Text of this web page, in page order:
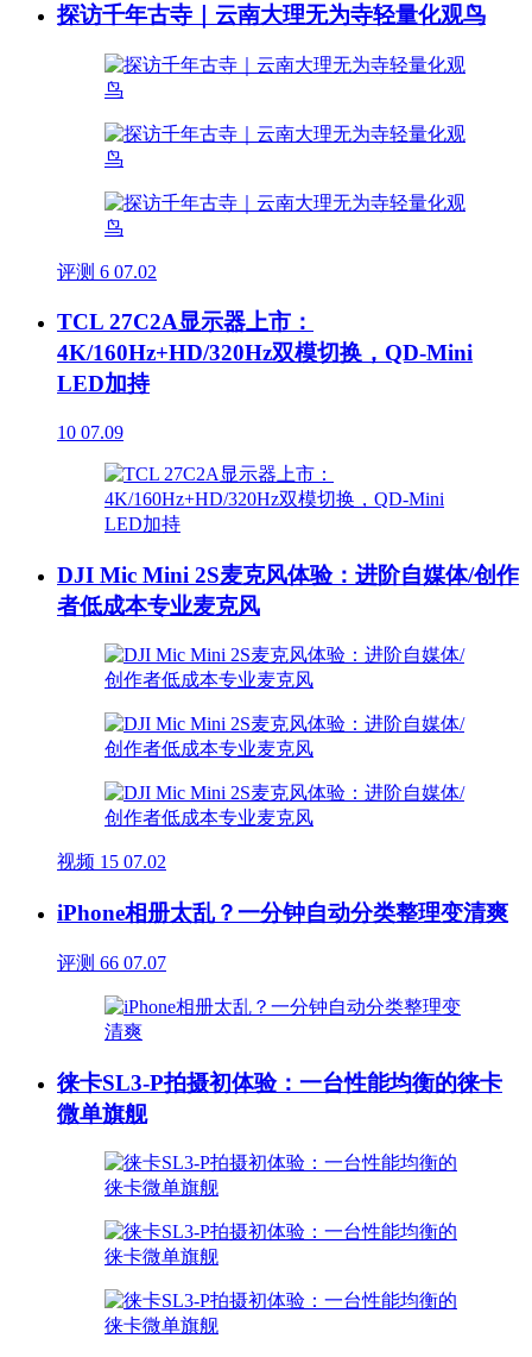
探访千年古寺｜云南大理无为寺轻量化观鸟
评测 6 07.02
TCL 27C2A显示器上市：
4K/160Hz+HD/320Hz双模切换，QD-Mini
LED加持
10 07.09
DJI Mic Mini 2S麦克风体验：进阶自媒体/创作
者低成本专业麦克风
视频 15 07.02
iPhone相册太乱？一分钟自动分类整理变清爽
评测 66 07.07
徕卡SL3-P拍摄初体验：一台性能均衡的徕卡
微单旗舰